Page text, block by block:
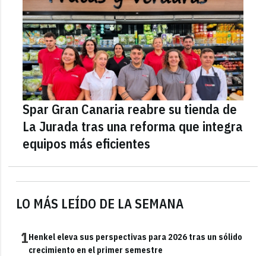
LO MÁS LEÍDO DE LA SEMANA
1Henkel eleva sus perspectivas para 2026 tras un sólido
crecimiento en el primer semestre
Spar Gran Canaria reabre su tienda de
La Jurada tras una reforma que integra
equipos más eficientes